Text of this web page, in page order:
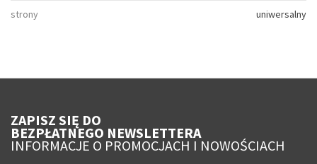
strony uniwersalny
ZAPISZ SIĘ DO
BEZPŁATNEGO NEWSLETTERA
INFORMACJE O PROMOCJACH I NOWOŚCIACH